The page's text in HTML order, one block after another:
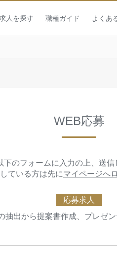
人を探す 職種ガイド よくあ
WEB応募
下のフォームに入力の上、送信
ている方は先にマイページへ
応募求人
出から提案書作成、プレゼ